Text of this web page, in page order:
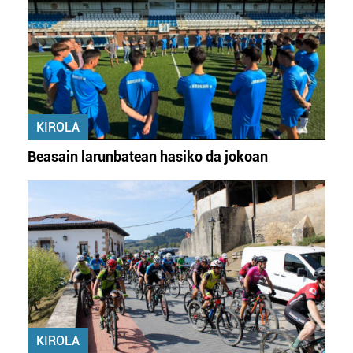
KIROLA
Beasain larunbatean hasiko da jokoan
KIROLA